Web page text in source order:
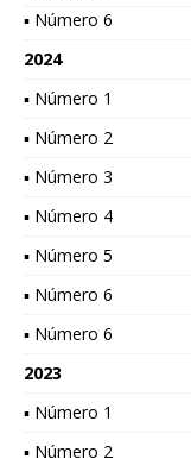
▪ Número 6
2024
▪ Número 1
▪ Número 2
▪ Número 3
▪ Número 4
▪ Número 5
▪ Número 6
▪ Número 6
2023
▪ Número 1
▪ Número 2